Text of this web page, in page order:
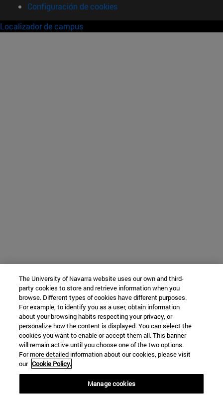
Configuración de cookies
Localizador de campus
The University of Navarra website uses our own and third-
party cookies to store and retrieve information when you
browse. Different types of cookies have different purposes.
For example, to identify you as a user, obtain information
about your browsing habits respecting your privacy, or
personalize how the content is displayed. You can select the
cookies you want to enable or accept them all. This banner
will remain active until you choose one of the two options.
For more detailed information about our cookies, please visit
our Cookie Policy.
Manage cookies